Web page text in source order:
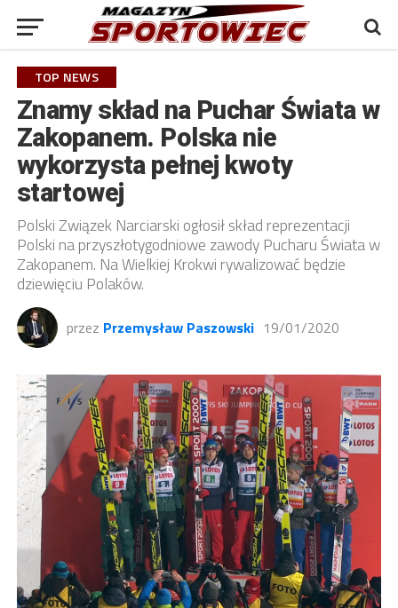
TOP NEWS
Znamy skład na Puchar Świata w
Zakopanem. Polska nie
wykorzysta pełnej kwoty
startowej
Polski Związek Narciarski ogłosił skład reprezentacji
Polski na przyszłotygodniowe zawody Pucharu Świata w
Zakopanem. Na Wielkiej Krokwi rywalizować będzie
dziewięciu Polaków.
przez Przemysław Paszowski 19/01/2020